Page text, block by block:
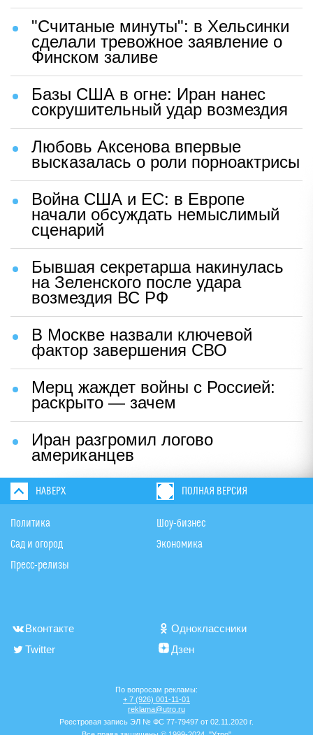
"Считаные минуты": в Хельсинки
сделали тревожное заявление о
Финском заливе
Базы США в огне: Иран нанес
сокрушительный удар возмездия
Любовь Аксенова впервые
высказалась о роли порноактрисы
Война США и ЕС: в Европе
начали обсуждать немыслимый
сценарий
Бывшая секретарша накинулась
на Зеленского после удара
возмездия ВС РФ
В Москве назвали ключевой
фактор завершения СВО
Мерц жаждет войны с Россией:
раскрыто — зачем
Иран разгромил логово
американцев
НАВЕРХ ПОЛНАЯ ВЕРСИЯ
Политика
Сад и огород
Пресс-релизы
Шоу-бизнес
Экономика
Вконтакте
Одноклассники
Twitter
Дзен
По вопросам рекламы:
+ 7 (926) 001-11-01
reklama@utro.ru
Реестровая запись ЭЛ № ФС 77-79497 от 02.11.2020 г.